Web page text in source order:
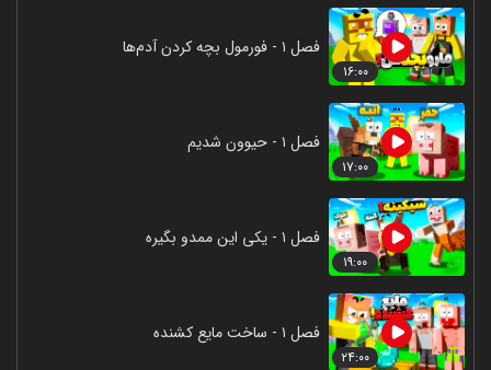
۱۶:۰۰
فصل ۱ - فورمول بچه کردن آدم‌ها
۱۷:۰۰
فصل ۱ - حیوون شدیم
۱۹:۰۰
فصل ۱ - یکی این ممدو بگیره
۲۴:۰۰
فصل ۱ - ساخت مایع کشنده